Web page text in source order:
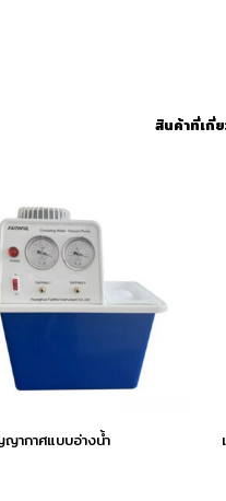
สินค้าที่เกี่
ากาศแบบอ่างน้ำ